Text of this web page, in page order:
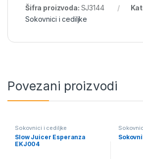
Šifra proizvoda: SJ3144
Sokovnici i cediljke
Povezani proizvodi
Sokovnici i cediljke
Slow Juicer Esperanza
EKJ004